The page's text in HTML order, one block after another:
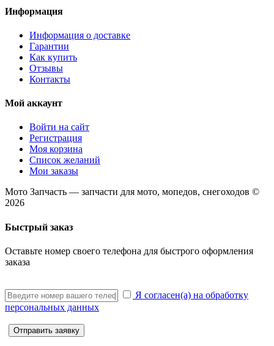
Информация
Информация о доставке
Гарантии
Как купить
Отзывы
Контакты
Мой аккаунт
Войти на сайт
Регистрация
Моя корзина
Список желаний
Мои заказы
Мото Запчасть — запчасти для мото, мопедов, снегоходов ©
2026
Быстрый заказ
Оставьте номер своего телефона для быстрого оформления
заказа
Я согласен(а) на обработку
персональных данных
Отправить заявку